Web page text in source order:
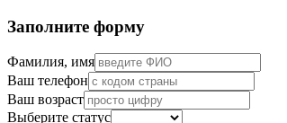
Заполните форму
Фамилия, имя
Ваш телефон
Ваш возраст
Выберите статус